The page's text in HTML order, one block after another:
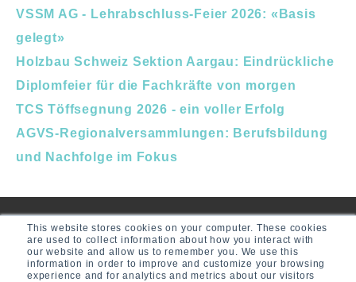
This website stores cookies on your computer. These cookies
are used to collect information about how you interact with
our website and allow us to remember you. We use this
information in order to improve and customize your browsing
experience and for analytics and metrics about our visitors
VSSM AG - Lehrabschluss-Feier 2026: «Basis
gelegt»
Holzbau Schweiz Sektion Aargau: Eindrückliche
Diplomfeier für die Fachkräfte von morgen
TCS Töffsegnung 2026 - ein voller Erfolg
AGVS-Regionalversammlungen: Berufsbildung
und Nachfolge im Fokus